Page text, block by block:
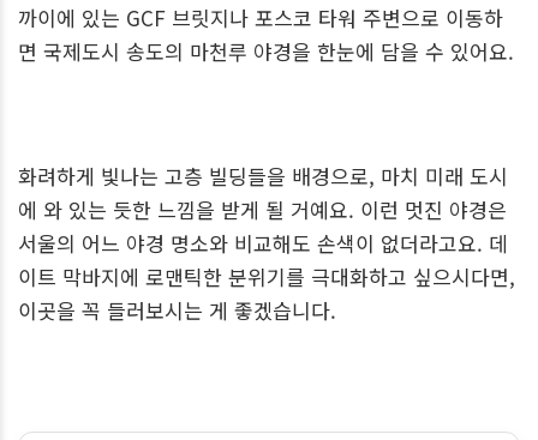
까이에 있는 GCF 브릿지나 포스코 타워 주변으로 이동하
면 국제도시 송도의 마천루 야경을 한눈에 담을 수 있어요.
화려하게 빛나는 고층 빌딩들을 배경으로, 마치 미래 도시
에 와 있는 듯한 느낌을 받게 될 거예요. 이런 멋진 야경은
서울의 어느 야경 명소와 비교해도 손색이 없더라고요. 데
이트 막바지에 로맨틱한 분위기를 극대화하고 싶으시다면,
이곳을 꼭 들러보시는 게 좋겠습니다.